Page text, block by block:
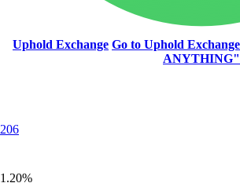
Uphold Exchange Go to Uphold
ANYTHING"
206
1.20%